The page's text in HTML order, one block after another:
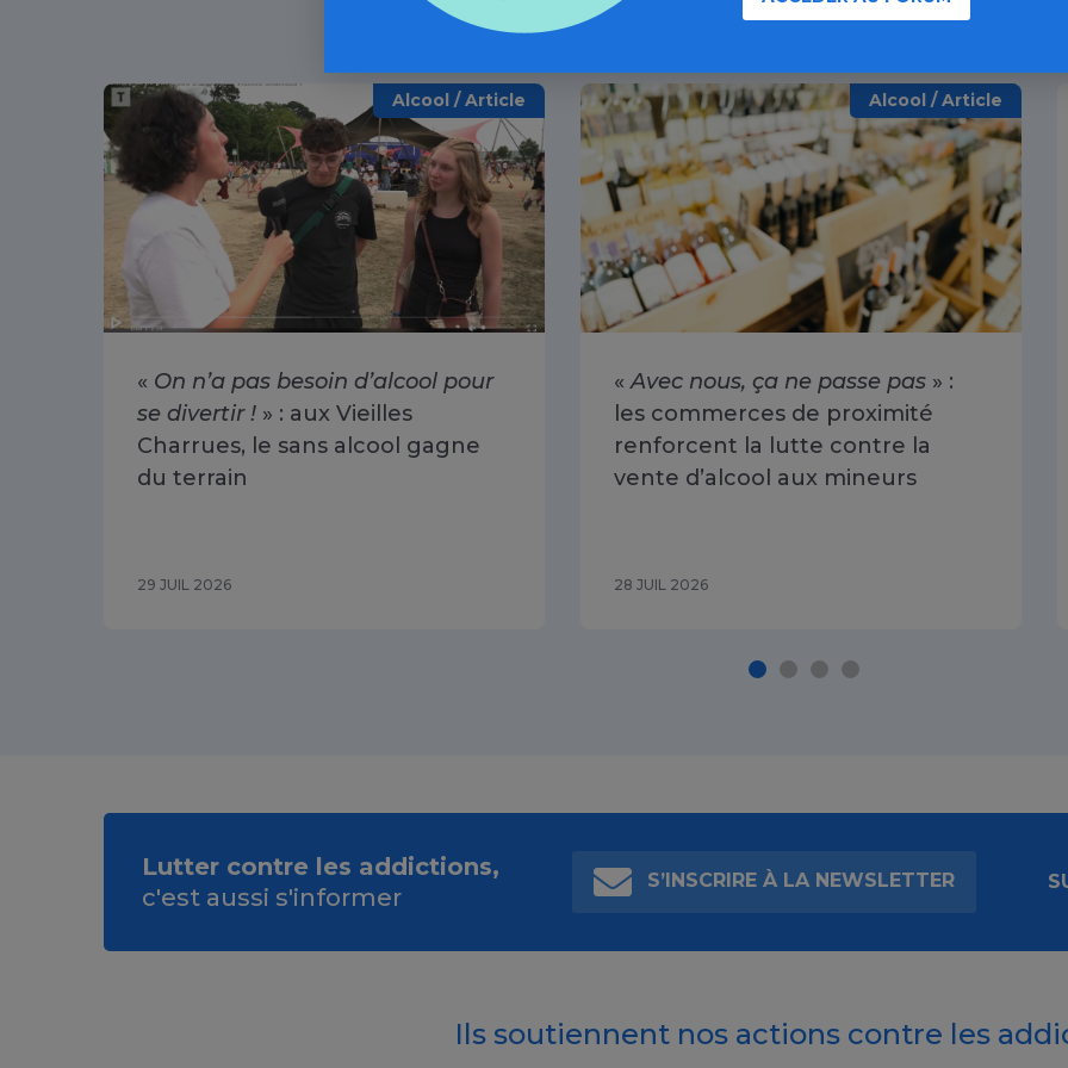
Alcool / Article
« On n’a pas besoin d’alcool pour
se divertir ! » : aux Vieilles
Charrues, le sans alcool gagne
du terrain
29 JUIL 2026
Alcool / Article
«Avec nous, ça ne passe pas » :
les commerces de proximité
renforcent la lutte contre la
vente d’alcool aux mineurs
28 JUIL 2026
Lutter contre les addictions,
c'est aussi s'informer
S’INSCRIRE À LA NEWSLETTER
Ils soutiennent nos actions contre les